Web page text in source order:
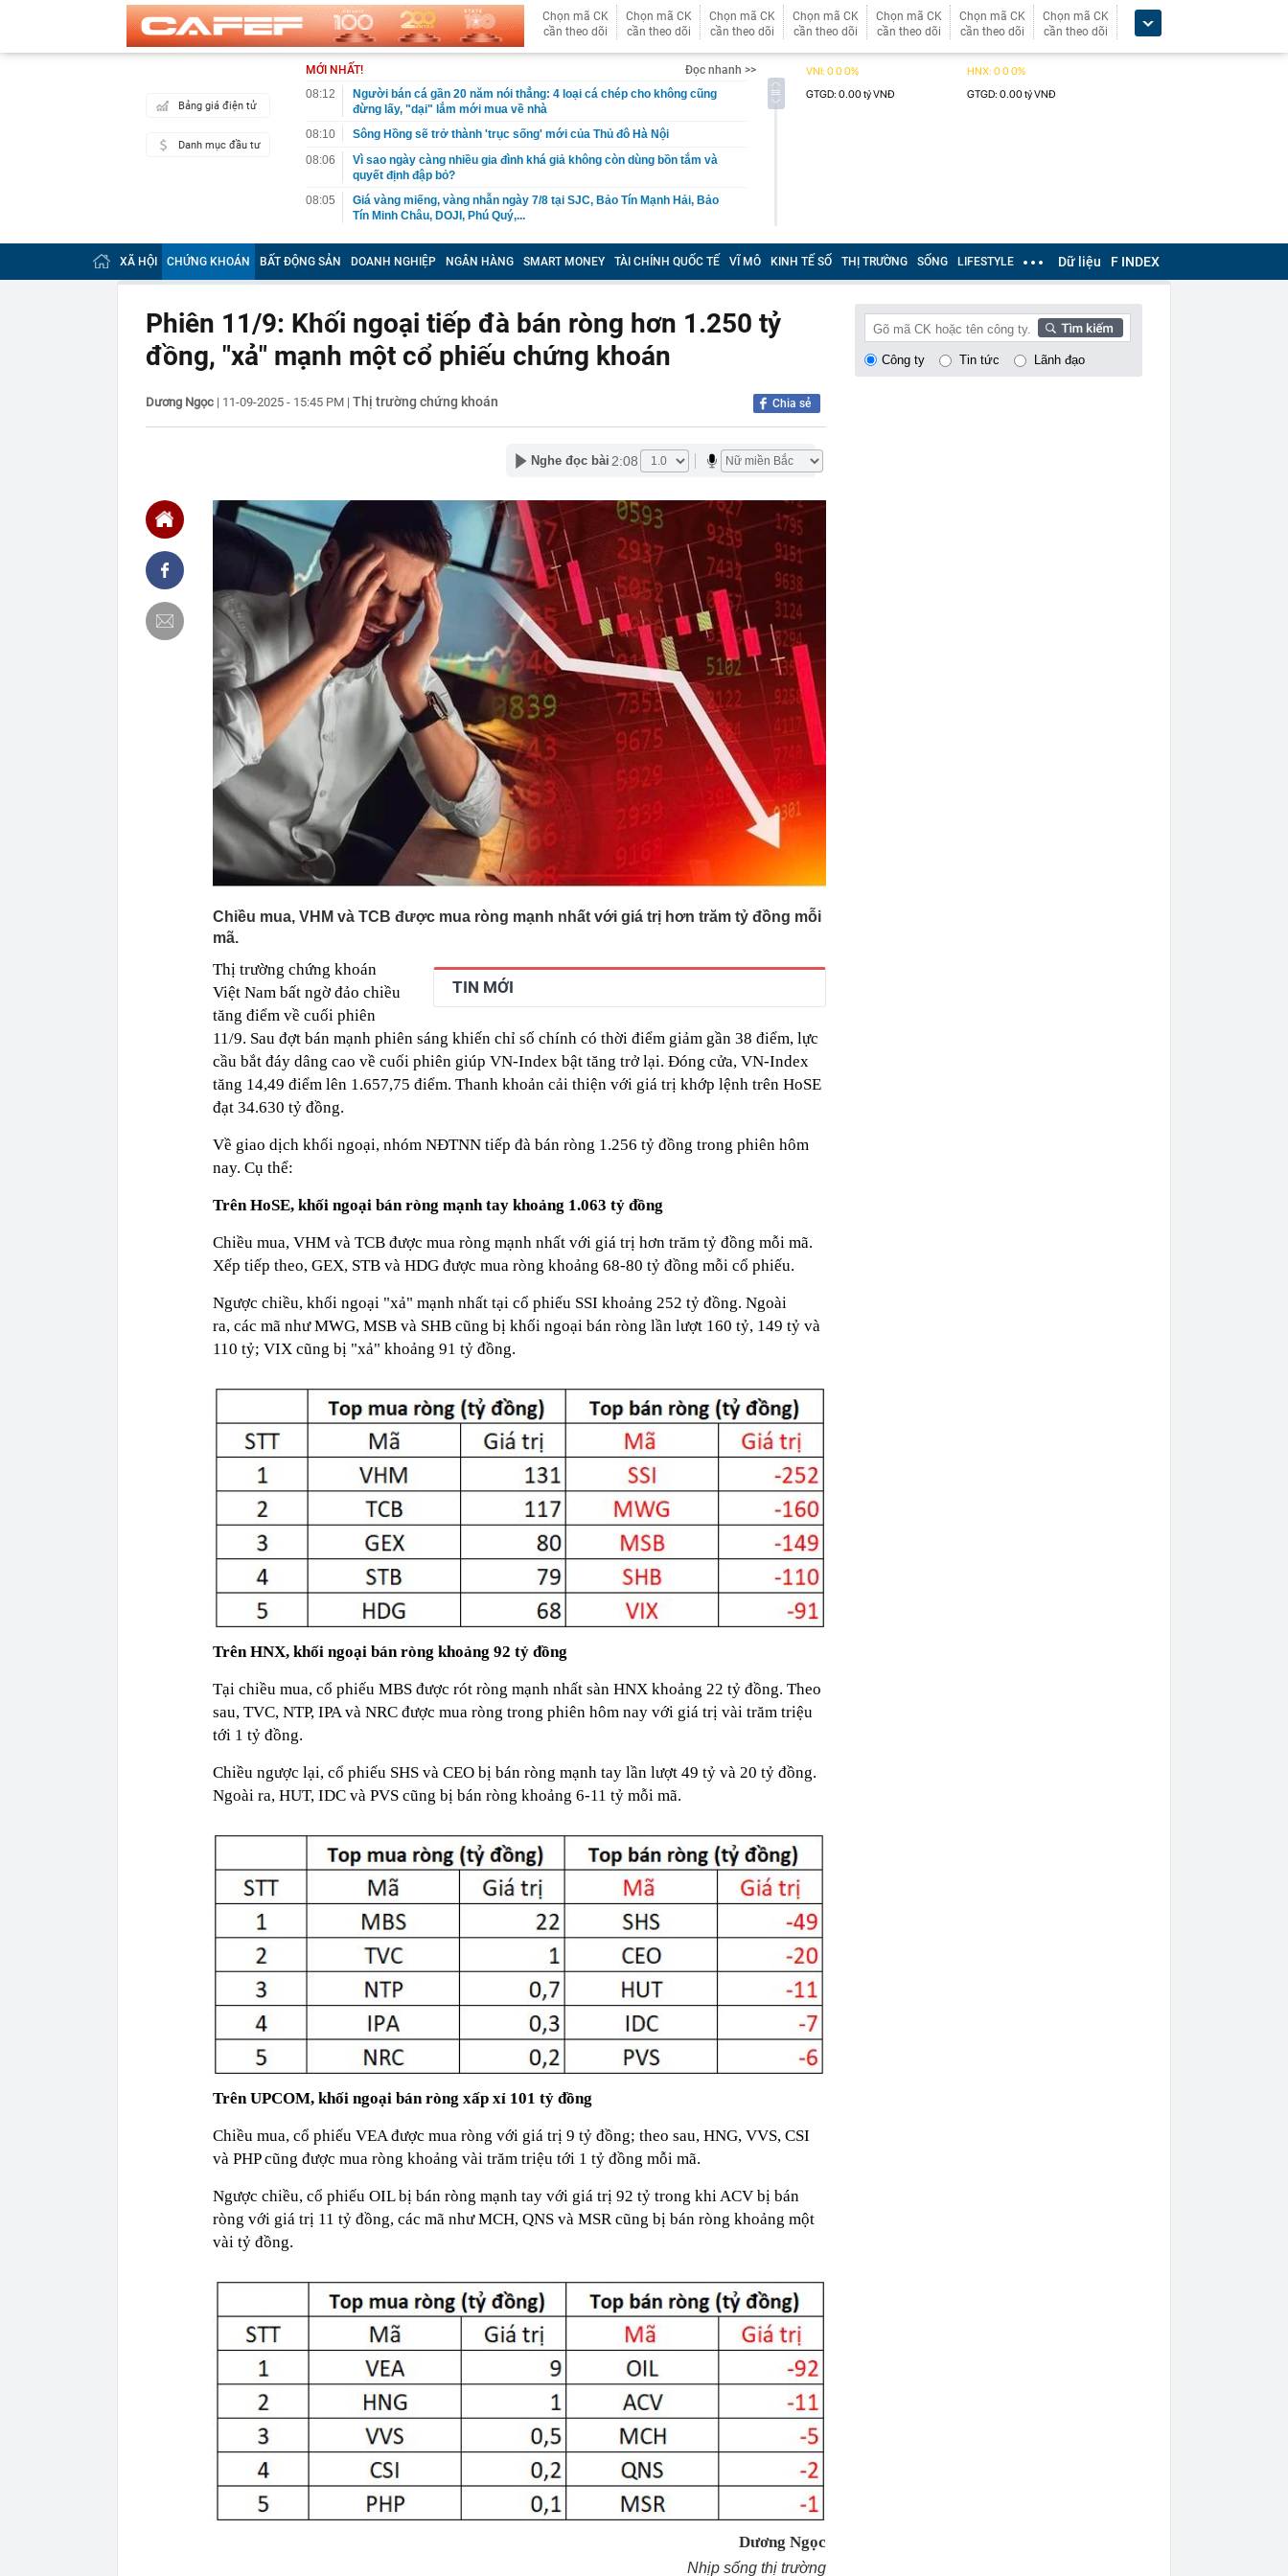
Chọn mã CK
cần theo dõi
Chọn mã CK
cần theo dõi
Chọn mã CK
cần theo dõi
Chọn mã CK
cần theo dõi
Chọn mã CK
cần theo dõi
Chọn mã CK
cần theo dõi
Chọn mã CK
cần theo dõi
Bảng giá điện tử
Danh mục đầu tư
MỚI NHẤT!
Đọc nhanh >>
08:12
Người bán cá gần 20 năm nói thẳng: 4 loại cá chép cho không cũng
đừng lấy, "dại" lắm mới mua về nhà
08:10
Sông Hồng sẽ trở thành 'trục sống' mới của Thủ đô Hà Nội
08:06
Vì sao ngày càng nhiều gia đình khá giả không còn dùng bồn tắm và
quyết định đập bỏ?
08:05
Giá vàng miếng, vàng nhẫn ngày 7/8 tại SJC, Bảo Tín Mạnh Hải, Bảo
Tín Minh Châu, DOJI, Phú Quý,...
08:04
Không chỉ động cơ, Nga “chẳng cần học ai” cũng tự làm được bộ phận
máy bay sánh ngang mọi tên tuổi thế giới
08:03
Mỹ nhân Việt được đề cử đẹp nhất thế giới: Mặt sang không góc chết,
08:00
Công bố 10 doanh nghiệp thép – vật liệu xây dựng nộp ngân sách lớn
nhất: 19.000 tỷ đồng đến từ đâu?
07:58
Mỗi chiếc ô tô bán ra đang đóng góp gì cho ngân sách Việt Nam?
vọng: Diễn biến bất ngờ sau đó
07:55
Nơi sản xuất đồ ăn máy bay quy mô bậc nhất Việt Nam ở Phú Quốc:
TikTok đóng cửa một văn phòng, sa thải 250 nhân viên
07:48
Đề xuất giao cấp xã phê duyệt kiến trúc nhà ở riêng lẻ
07:46
Hồi bé được thần tượng bế trên tay, lớn lên cô gái được chính idol
mang Rolls-Royce 35 tỷ rước về làm vợ
07:45
Sinh viên của 1 trường đại học ở Việt Nam giành Top 1 và loạt giải
thưởng tại sân chơi trí tuệ nhân tạo lớn nhất Đông Nam Á
07:45
Tổng giám đốc Điện Máy Xanh 'gom hàng' trong ngày đầu tiên cổ phiếu
DMX lên sàn
07:44
Ba nhà sản xuất RAM lớn nhất thế giới đã bán hết sạch hàng cho cả
năm 2027
07:43
Ra ngân hàng rút 10,8 tỷ đồng tiền mặt, cặp vợ chồng bị công an chặn
giao dịch
07:39
Nguyễn Hòa Bình đã “rửa tiền" gần 319 tỷ đồng cho Mr Pips như thế
07:38
Concert quốc tế và cuộc đua lấp đầy sân vận động
XÃ HỘI CHỨNG KHOÁN BẤT ĐỘNG SẢN DOANH NGHIỆP NGÂN HÀNG SMART MONEY TÀI CHÍNH QUỐC TẾ VĨ MÔ KINH TẾ SỐ THỊ TRƯỜNG SỐNG LIFESTYLE Dữ liệu F INDEX
Phiên 11/9: Khối ngoại tiếp đà bán ròng hơn 1.250 tỷ
đồng, "xả" mạnh một cổ phiếu chứng khoán
Dương Ngọc | 11-09-2025 - 15:45 PM | Thị trường chứng khoán Chia sẻ
Nghe đọc bài 2:08
Chiều mua, VHM và TCB được mua ròng mạnh nhất với giá trị hơn trăm tỷ đồng mỗi
mã.
TIN MỚI
Thị trường chứng khoán
Việt Nam bất ngờ đảo chiều
tăng điểm về cuối phiên
11/9. Sau đợt bán mạnh phiên sáng khiến chỉ số chính có thời điểm giảm gần 38 điểm, lực
cầu bắt đáy dâng cao về cuối phiên giúp VN-Index bật tăng trở lại. Đóng cửa, VN-Index
tăng 14,49 điểm lên 1.657,75 điểm. Thanh khoản cải thiện với giá trị khớp lệnh trên HoSE
đạt 34.630 tỷ đồng.
Về giao dịch khối ngoại, nhóm NĐTNN tiếp đà bán ròng 1.256 tỷ đồng trong phiên hôm
nay. Cụ thể:
Trên HoSE, khối ngoại bán ròng mạnh tay khoảng 1.063 tỷ đồng
Chiều mua, VHM và TCB được mua ròng mạnh nhất với giá trị hơn trăm tỷ đồng mỗi mã.
Xếp tiếp theo, GEX, STB và HDG được mua ròng khoảng 68-80 tỷ đồng mỗi cổ phiếu.
Ngược chiều, khối ngoại "xả" mạnh nhất tại cổ phiếu SSI khoảng 252 tỷ đồng. Ngoài
ra, các mã như MWG, MSB và SHB cũng bị khối ngoại bán ròng lần lượt 160 tỷ, 149 tỷ và
110 tỷ; VIX cũng bị "xả" khoảng 91 tỷ đồng.
Trên HNX, khối ngoại bán ròng khoảng 92 tỷ đồng
Tại chiều mua, cổ phiếu MBS được rót ròng mạnh nhất sàn HNX khoảng 22 tỷ đồng. Theo
sau, TVC, NTP, IPA và NRC được mua ròng trong phiên hôm nay với giá trị vài trăm triệu
tới 1 tỷ đồng.
Chiều ngược lại, cổ phiếu SHS và CEO bị bán ròng mạnh tay lần lượt 49 tỷ và 20 tỷ đồng.
Ngoài ra, HUT, IDC và PVS cũng bị bán ròng khoảng 6-11 tỷ mỗi mã.
Trên UPCOM, khối ngoại bán ròng xấp xỉ 101 tỷ đồng
Chiều mua, cổ phiếu VEA được mua ròng với giá trị 9 tỷ đồng; theo sau, HNG, VVS, CSI
và PHP cũng được mua ròng khoảng vài trăm triệu tới 1 tỷ đồng mỗi mã.
Ngược chiều, cổ phiếu OIL bị bán ròng mạnh tay với giá trị 92 tỷ trong khi ACV bị bán
ròng với giá trị 11 tỷ đồng, các mã như MCH, QNS và MSR cũng bị bán ròng khoảng một
vài tỷ đồng.
Dương Ngọc
Nhịp sống thị trường
Công ty Tin tức Lãnh đạo